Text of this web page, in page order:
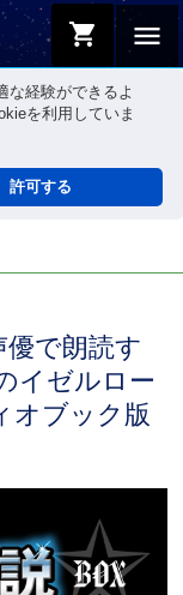
な経験ができるよ
を利用していま
許可する
menu
shopping_cart
優で朗読す
イゼルロー
オブック版